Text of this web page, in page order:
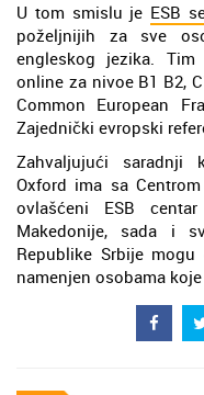
U tom smislu je ESB
poželjnijih za sve
engleskog jezika.
online za nivoe B1 B2,
Common European
Zajednički evropski
Zahvaljujući saradnji
Oxford ima sa
ovlašćeni ESB
Makedonije, sada i
Republike Srbije
namenjen osobama